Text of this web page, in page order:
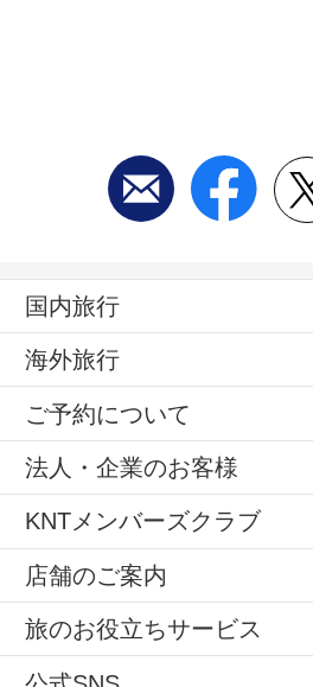
国内旅行
海外旅行
ご予約について
法人・企業のお客様
KNTメンバーズクラブ
店舗のご案内
旅のお役立ちサービス